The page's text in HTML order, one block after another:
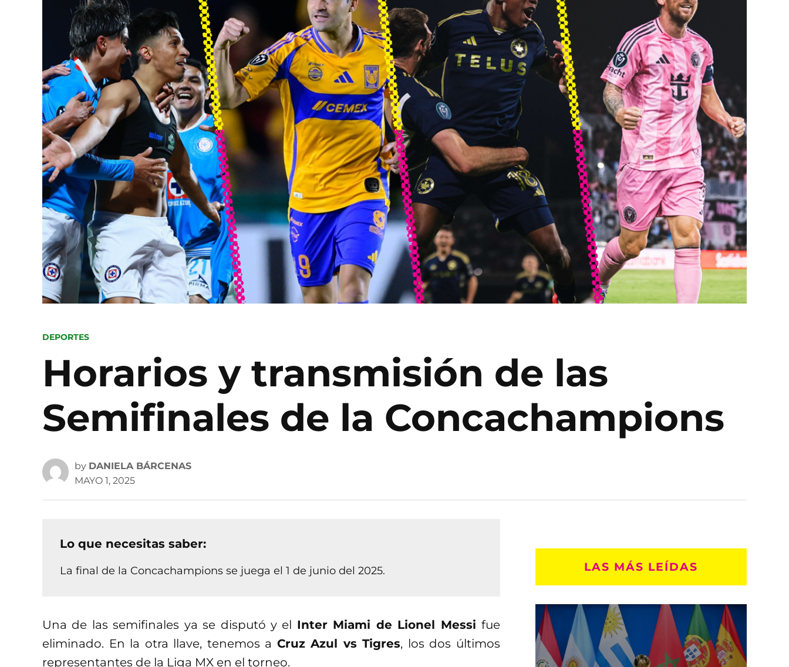
POSTED
DEPORTES
Horarios y transmisión de las
Semifinales de la Concachampions
by DANIELA BÁRCENAS
MAYO 1, 2025
Lo que necesitas saber:
La final de la Concachampions se juega el 1 de junio del 2025.
Una de las semifinales ya se disputó y el Inter Miami de Lionel Messifue
eliminado. En la otra llave, tenemos a Cruz Azul vs Tigres, los dos últimos
representantes de la Liga MX en el torneo.
LAS MÁS LEÍDAS